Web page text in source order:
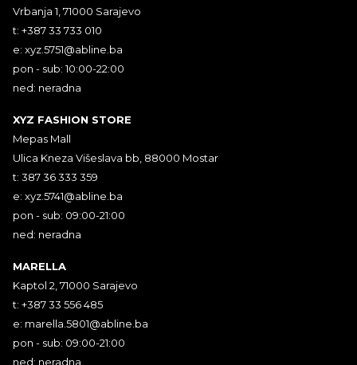
Vrbanja 1, 71000 Sarajevo
t: +387 33 733 010
e: xyz.5751@abline.ba
pon - sub: 10:00-22:00
ned: neradna
XYZ FASHION STORE
Mepas Mall
Ulica Kneza Višeslava bb, 88000 Mostar
t: 387 36 333 359
e: xyz.5741@abline.ba
pon - sub: 09:00-21:00
ned: neradna
MARELLA
Kaptol 2, 71000 Sarajevo
t: +387 33 556 485
e: marella.5801@abline.ba
pon - sub: 09:00-21:00
ned: neradna